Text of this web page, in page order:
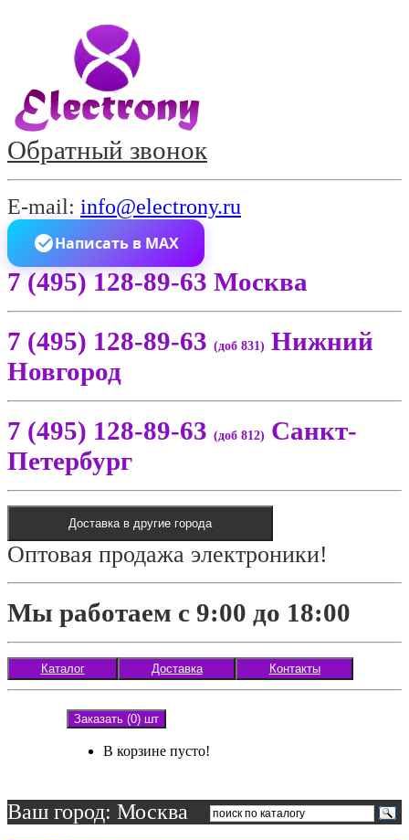
Обратный звонок
E-mail: info@electrony.ru
Написать в MAX
7 (495) 128-89-63 Москва
7 (495) 128-89-63 (доб 831) Нижний
Новгород
7 (495) 128-89-63 (доб 812) Санкт-
Петербург
Доставка в другие города
Оптовая продажа электроники!
Мы работаем с 9:00 до 18:00
Каталог Доставка Контакты
Заказать (0) шт
В корзине пусто!
Ваш город: Москва